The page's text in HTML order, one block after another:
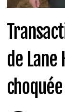
de
choquée